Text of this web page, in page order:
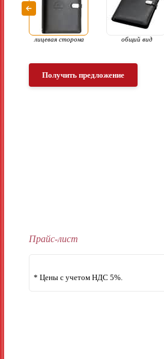
лицевая сторона общий вид
Получить предложение
Прайс-лист
* Цены с учетом НДС 5%.